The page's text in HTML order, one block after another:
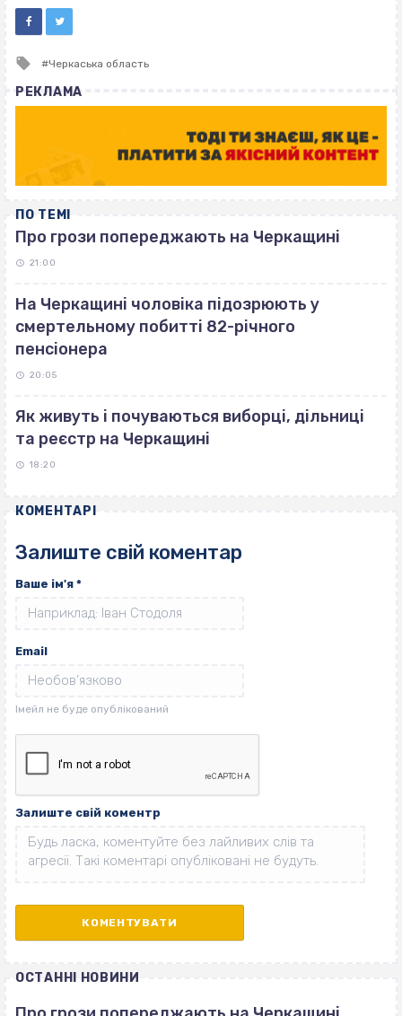
Tagged
Черкаська область
РЕКЛАМА
ПО ТЕМІ
Про грози попереджають на Черкащині
21:00
На Черкащині чоловіка підозрюють у
смертельному побитті 82-річного
пенсіонера
20:05
Як живуть і почуваються виборці, дільниці
та реєстр на Черкащині
18:20
КОМЕНТАРІ
Залиште свій коментар
Ваше ім'я *
Email
Залиште свій коментр
ОСТАННІ НОВИНИ